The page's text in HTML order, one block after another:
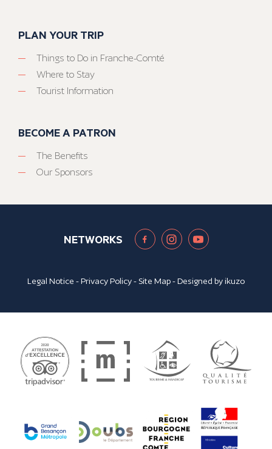
PLAN YOUR TRIP
Things to Do in Franche-Comté
Where to Stay
Tourist Information
BECOME A PATRON
The Benefits
Our Sponsors
NETWORKS
Legal Notice -Privacy Policy- Site Map- Designed byikuzo